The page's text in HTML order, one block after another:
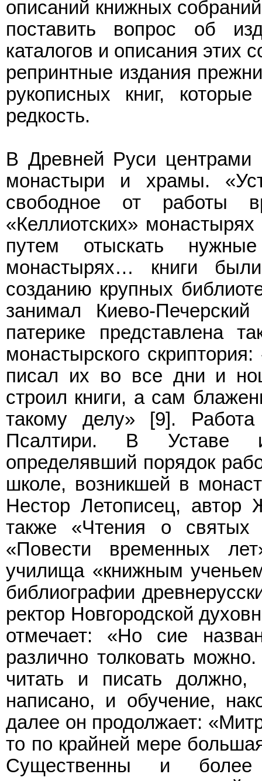
описаний книжных
поставить вопрос об
каталогов и описания этих
репринтные издания
рукописных книг,
редкость.
В Древней Руси центрами
монастыри и храмы.
свободное от работы
«Келлиотских»
путем отыскать
монастырях… книги
созданию крупных
занимал Киево-
патерике представлена
монастырского
писал их во все дни и
строил книги, а сам
такому делу» [9].
Псалтири. В Уставе
определявший порядок
школе, возникшей в
Нестор Летописец, автор
также «Чтения о
«Повести временных
училища «книжным
библиографии
ректор Новгородской
отмечает: «Но сие
различно толковать
читать и писать
написано, и обучение,
далее он продолжает:
то по крайней мере
Существенны и